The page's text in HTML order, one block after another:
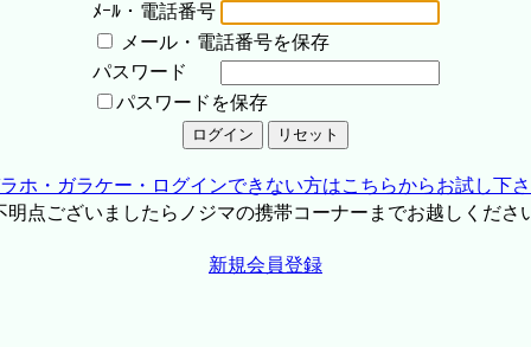
ﾒｰﾙ・電話番号
メール・電話番号を保存
パスワード
パスワードを保存
ホ・ガラケー・ログインできない方はこちらからお試し下
点ございましたらノジマの携帯コーナーまでお越しくださ
新規会員登録